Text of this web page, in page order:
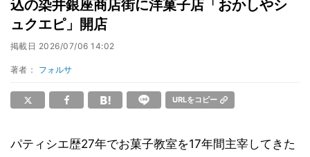
込の染井銀座商店街に洋菓子店「おかしやシ
ュクエピ」開店
掲載日 2026/07/06 14:02
著者： フォルサ
URLをコピー
パティシエ歴27年でお菓子教室を17年間主宰してきた